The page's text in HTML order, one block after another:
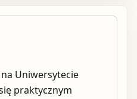
Uniwersytecie
praktycznym